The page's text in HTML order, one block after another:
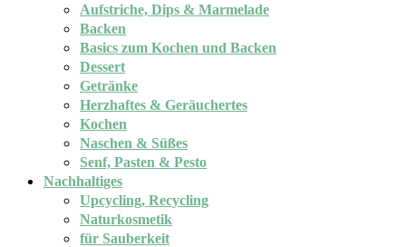
Aufstriche, Dips & Marmelade
Backen
Basics zum Kochen und Backen
Dessert
Getränke
Herzhaftes & Geräuchertes
Kochen
Naschen & Süßes
Senf, Pasten & Pesto
Nachhaltiges
Upcycling, Recycling
Naturkosmetik
für Sauberkeit